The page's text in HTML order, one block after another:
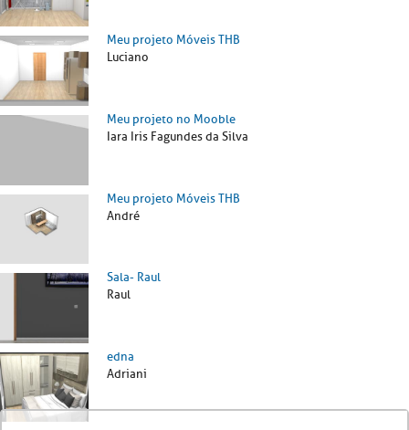
Meu projeto Móveis THB
Luciano
Meu projeto no Mooble
Iara Iris Fagundes da Silva
Meu projeto Móveis THB
André
Sala- Raul
Raul
edna
Adriani